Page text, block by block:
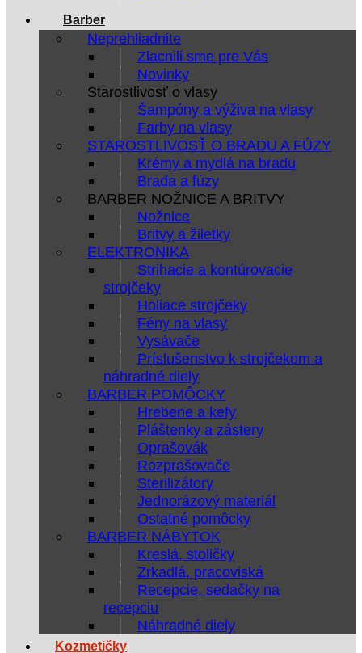
Barber
Neprehliadnite
Zlacnili sme pre Vás
Novinky
Starostlivosť o vlasy
Šampóny a výživa na vlasy
Farby na vlasy
STAROSTLIVOSŤ O BRADU A FÚZY
Krémy a mydlá na bradu
Brada a fúzy
BARBER NOŽNICE A BRITVY
Nožnice
Britvy a žiletky
ELEKTRONIKA
Strihacie a kontúrovacie
strojčeky
Holiace strojčeky
Fény na vlasy
Vysávače
Príslušenstvo k strojčekom a
náhradné diely
BARBER POMÔCKY
Hrebene a kefy
Pláštenky a zástery
Oprašovák
Rozprašovače
Sterilizátory
Jednorázový materiál
Ostatné pomôcky
BARBER NÁBYTOK
Kreslá, stoličky
Zrkadlá, pracoviská
Recepcie, sedačky na
recepciu
Náhradné diely
Kozmetičky